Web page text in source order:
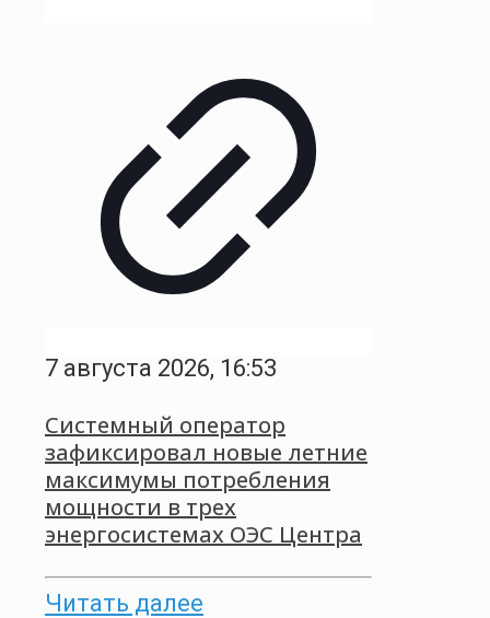
7 августа 2026, 16:53
Системный оператор
зафиксировал новые летние
максимумы потребления
мощности в трех
энергосистемах ОЭС Центра
Читать далее